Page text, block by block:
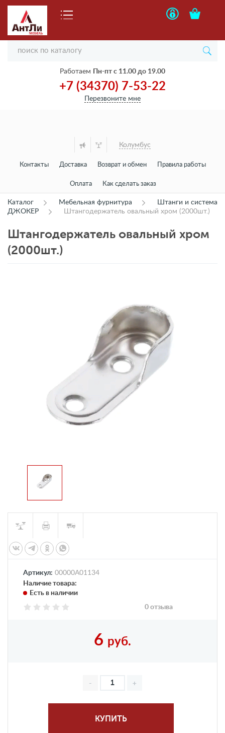
Работаем Пн-пт с 11.00 до 19.00
+7 (34370) 7-53-22
Перезвоните мне
Колумбус
Контакты Доставка Возврат и обмен Правила работы
Оплата Как сделать заказ
Каталог Мебельная фурнитура
Штанги и система
ДЖОКЕР
Штангодержатель овальный хром (2000шт.)
Штангодержатель овальный хром
(2000шт.)
Артикул: 00000А01134
Наличие товара:
Есть в наличии
0 отзыва
6 руб.
КУПИТЬ